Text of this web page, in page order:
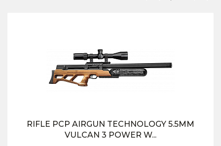
RIFLE PCP AIRGUN TECHNOLOGY 5.5MM
VULCAN 3 POWER W...